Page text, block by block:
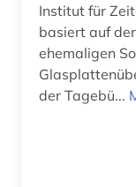
Institut für
basiert auf
ehemaligen
der Tagebü...